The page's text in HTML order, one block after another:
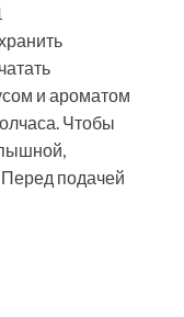
и ароматом
Чтобы
Перед подачей